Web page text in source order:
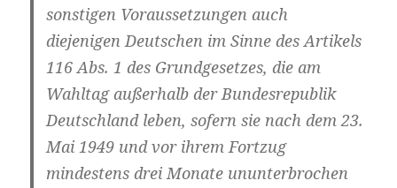
sonstigen Voraussetzungen auch
diejenigen Deutschen im Sinne des Artikels
116 Abs. 1 des Grundgesetzes, die am
Wahltag außerhalb der Bundesrepublik
Deutschland leben, sofern sie nach dem 23.
Mai 1949 und vor ihrem Fortzug
mindestens drei Monate ununterbrochen